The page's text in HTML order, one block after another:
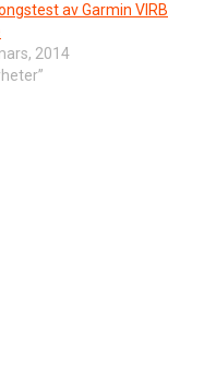
av Garmin VIRB
2014